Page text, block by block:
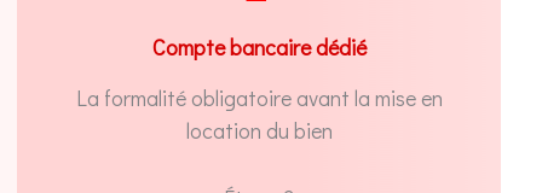
Compte bancaire dédié
La formalité obligatoire avant la mise en
location du bien
22 mai 2019)
EN SAVOIR +